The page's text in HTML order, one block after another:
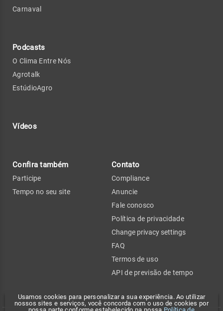
Usamos cookies para personalizar a sua experiência. Ao utilizar
nossos sites e serviços, você concorda com o uso de cookies por
Carnaval
Podcasts
O Clima Entre Nós
Agrotalk
EstúdioAgro
Vídeos
Confira também
Participe
Tempo no seu site
Contato
Compliance
Anuncie
Fale conosco
Política de privacidade
Change privacy settings
FAQ
Termos de uso
API de previsão de tempo